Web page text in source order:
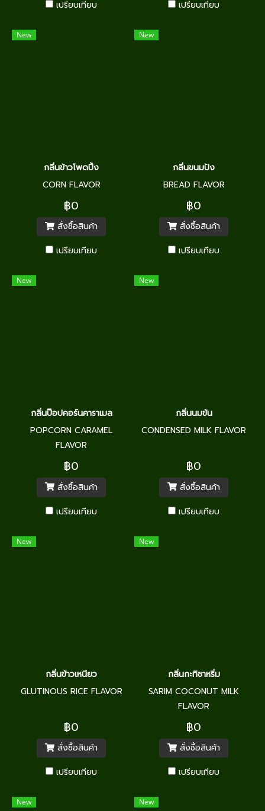
เปรียบเทียบ เปรียบเทียบ
New
กลิ่นข้าวโพดปิ้ง
CORN FLAVOR
฿0
สั่งซื้อสินค้า
เปรียบเทียบ
New
กลิ่นขนมปัง
BREAD FLAVOR
฿0
สั่งซื้อสินค้า
เปรียบเทียบ
New
กลิ่นป๊อปคอร์นคาราเมล
POPCORN CARAMEL
FLAVOR
฿0
สั่งซื้อสินค้า
เปรียบเทียบ
New
กลิ่นนมข้น
CONDENSED MILK FLAVOR
฿0
สั่งซื้อสินค้า
เปรียบเทียบ
New
กลิ่นข้าวเหนียว
GLUTINOUS RICE FLAVOR
฿0
สั่งซื้อสินค้า
เปรียบเทียบ
New
กลิ่นกะทิซาหริ่ม
SARIM COCONUT MILK
FLAVOR
฿0
สั่งซื้อสินค้า
เปรียบเทียบ
New New